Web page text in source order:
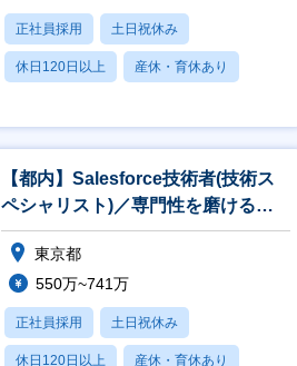
正社員採用 土日祝休み
休日120日以上 産休・育休あり
【都内】Salesforce技術者(技術ス
ペシャリスト)／専門性を磨ける環
境×上流工程×一部在宅可
東京都
550万~741万
正社員採用 土日祝休み
休日120日以上 産休・育休あり